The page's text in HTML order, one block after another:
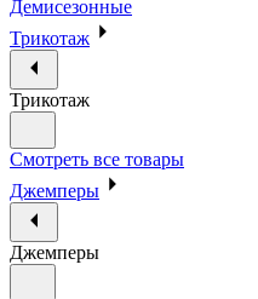
Демисезонные
Трикотаж
Трикотаж
Смотреть все товары
Джемперы
Джемперы